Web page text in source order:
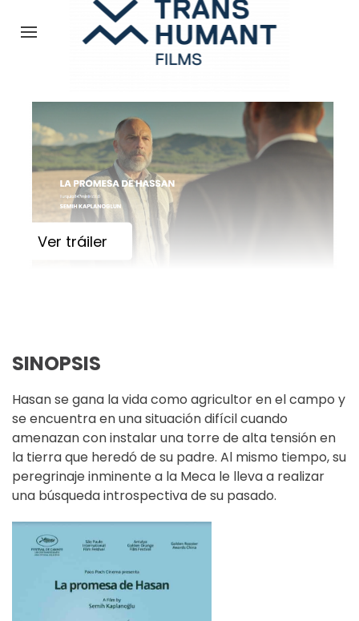
Ver tráiler
SINOPSIS
Hasan se gana la vida como agricultor en el campo y
se encuentra en una situación difícil cuando
amenazan con instalar una torre de alta tensión en
la tierra que heredó de su padre. Al mismo tiempo, su
peregrinaje inminente a la Meca le lleva a realizar
una búsqueda introspectiva de su pasado.